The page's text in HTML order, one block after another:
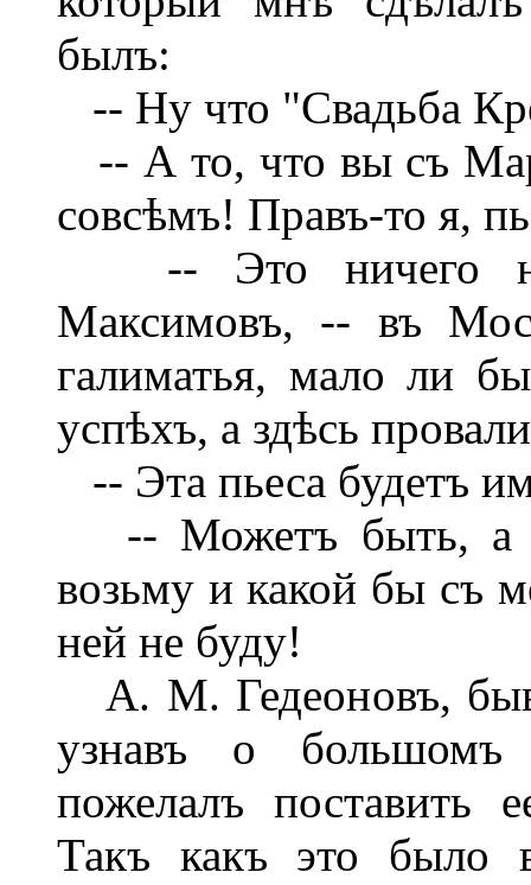
былъ:
-- Ну что "Свадьба
-- А то, что вы съ
совсѣмъ! Правъ-то я,
-- Это ничего не
Максимовъ, -- въ
галиматья, мало ли
успѣхъ, а здѣсь
-- Эта пьеса будетъ
-- Можетъ быть, а я
возьму и какой бы съ
ней не буду!
А. М. Гедеоновъ,
узнавъ о
пожелалъ поставить
Такъ какъ это было